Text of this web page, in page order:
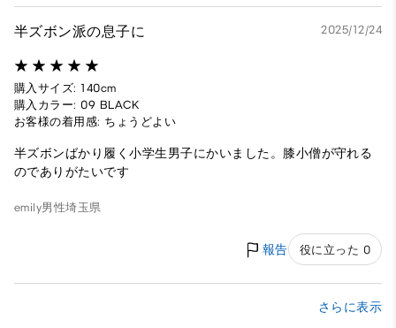
半ズボン派の息子に 2025/12/24
購入サイズ: 140cm
購入カラー: 09 BLACK
お客様の着用感: ちょうどよい
半ズボンばかり履く小学生男子にかいました。膝小僧が守れる
のでありがたいです
emily男性埼玉県
報告 役に立った 0
さらに表示